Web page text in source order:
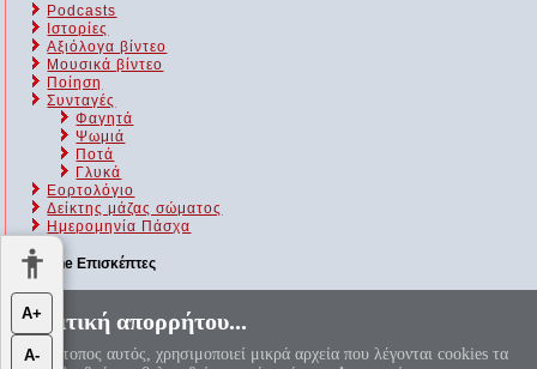
Podcasts
Ιστορίες
Αξιόλογα βίντεο
Μουσικά βίντεο
Ποίηση
Συνταγές
Φαγητά
Ψωμιά
Ποτά
Γλυκά
Εορτολόγιο
Δείκτης μάζας σώματος
Ημερομηνία Πάσχα
Online Επισκέπτες
Αυτήν τη στιγμή επισκέπτονται τον ιστότοπό μας 102 guests και
κανένα μέλος
«Αεί ο Θεός ο Μέγας γεωμετρεί, το κύκλου μήκος ίνα
Πολιτική απορρήτου...
Ο ιστότοπος αυτός, χρησιμοποιεί μικρά αρχεία που λέγονται cookies τα
Α+
Α-